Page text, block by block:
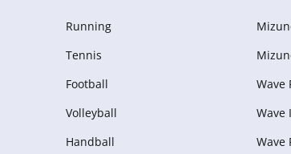
Running
Tennis
Football
Volleyball
Handball
Wave
Wave
Wave